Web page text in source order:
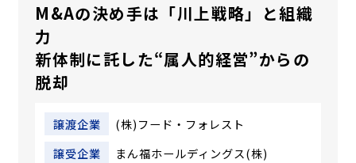
M&Aの決め手は「川上戦略」と組織
力
新体制に託した“属人的経営”からの
脱却
譲渡企業
(株)フード・フォレスト
譲受企業
まん福ホールディングス(株)